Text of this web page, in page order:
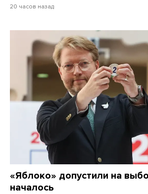
20 часов назад
«Яблоко» допустили на
началось